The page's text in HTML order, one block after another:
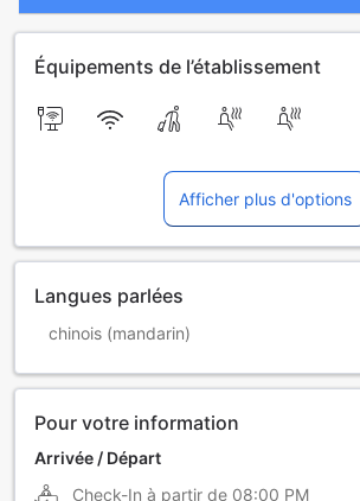
Équipements de l’établissement
Afficher plus d'options
Langues parlées
chinois (mandarin)
Pour votre information
Arrivée / Départ
Check-In à partir de 08:00 PM